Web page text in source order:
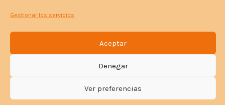
Gestionar los servicios
Aceptar
Denegar
Ver preferencias
Copyright © 2023 CDMETA | Powered by CD META.
Política de Privacidad/